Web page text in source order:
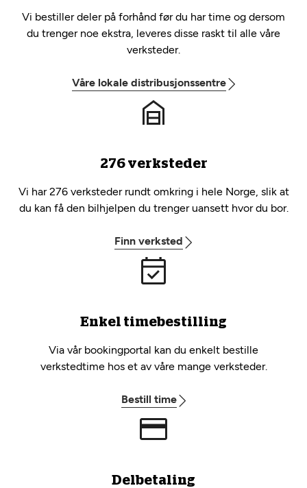
Vi bestiller deler på forhånd før du har time og dersom
du trenger noe ekstra, leveres disse raskt til alle våre
verksteder.
Våre lokale distribusjonssentre
276 verksteder
Vi har 276 verksteder rundt omkring i hele Norge, slik at
du kan få den bilhjelpen du trenger uansett hvor du bor.
Finn verksted
Enkel timebestilling
Via vår bookingportal kan du enkelt bestille
verkstedtime hos et av våre mange verksteder.
Bestill time
Delbetaling